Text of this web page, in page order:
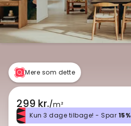
Mere som dette
299 kr./m²
Kun 3 dage tilbage! - Spar 15%